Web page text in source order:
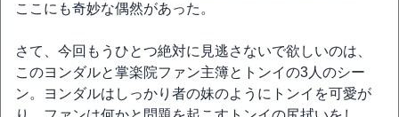
ここにも奇妙な偶然があった。
さて、今回もうひとつ絶対に見逃さないで欲しいのは、
このヨンダルと掌楽院ファン主簿とトンイの3人のシー
ン。ヨンダルはしっかり者の妹のようにトンイを可愛が